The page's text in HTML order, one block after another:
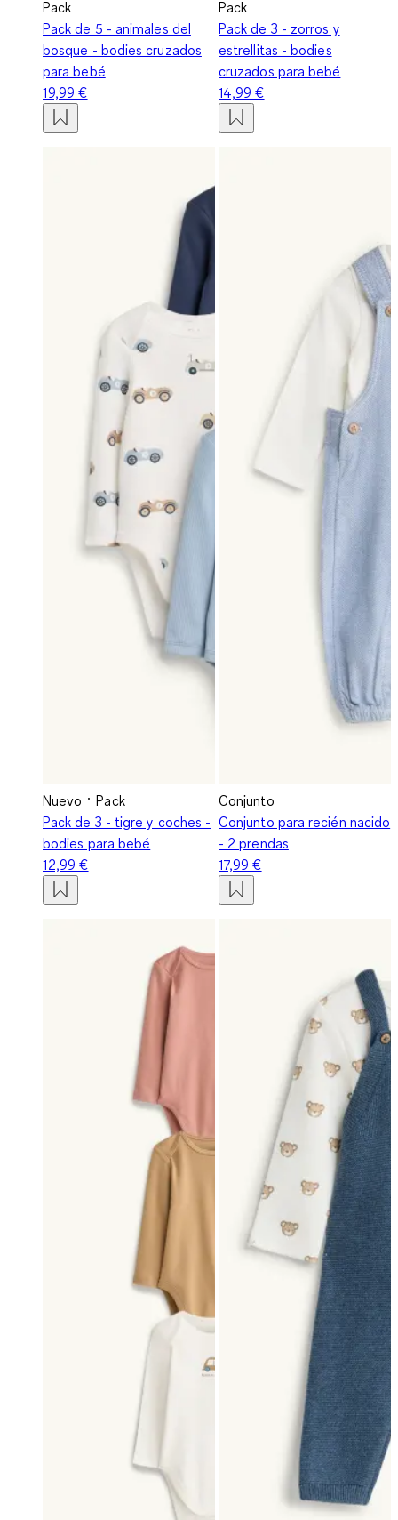
Pack
Pack de 5 - animales del
bosque - bodies cruzados
para bebé
19,99 €
Pack
Pack de 3 - zorros y
estrellitas - bodies
cruzados para bebé
14,99 €
Nuevo
Pack
Pack de 3 - tigre y coches -
bodies para bebé
12,99 €
Conjunto
Conjunto para recién nacido
- 2 prendas
17,99 €